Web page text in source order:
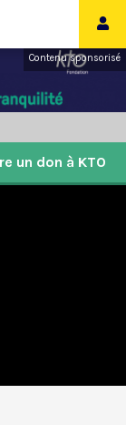
Contenu sponsorisé
un don à KTO